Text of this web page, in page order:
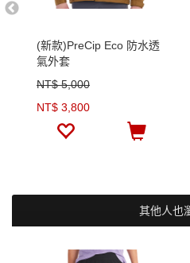
(新款)PreCip Eco 防水透
氣外套
NT$ 5,000
NT$ 3,800
其他人也